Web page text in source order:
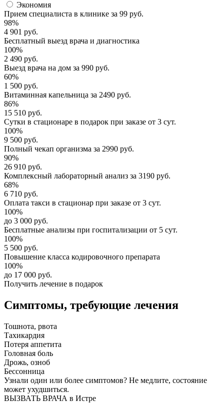
Экономия
Прием специалиста в клинике за 99 руб.
98%
4 901 руб.
Бесплатный выезд врача и диагностика
100%
2 490 руб.
Выезд врача на дом за 990 руб.
60%
1 500 руб.
Витаминная капельница за 2490 руб.
86%
15 510 руб.
Сутки в стационаре в подарок при заказе от 3 сут.
100%
9 500 руб.
Полный чекап организма за 2990 руб.
90%
26 910 руб.
Комплексный лабораторный анализ за 3190 руб.
68%
6 710 руб.
Оплата такси в стационар при заказе от 3 сут.
100%
до 3 000 руб.
Бесплатные анализы при госпитализации от 5 сут.
100%
5 500 руб.
Повышение класса кодировочного препарата
100%
до 17 000 руб.
Получить лечение в подарок
Симптомы, требующие лечения
Тошнота, рвота
Тахикардия
Потеря аппетита
Головная боль
Дрожь, озноб
Бессонница
Узнали один или более симптомов? Не медлите, состояние
может ухудшиться.
ВЫЗВАТЬ ВРАЧА в Истре